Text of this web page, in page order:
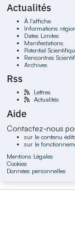
Actualités
À l'affiche
Informations
Dates Limites
Manifestations
Potentiel
Rencontres
Archives
Rss
Lettres
Actualités
Aide
Contactez-nous
sur le contenu
sur le
Mentions Légales
Cookies
Données personnelles